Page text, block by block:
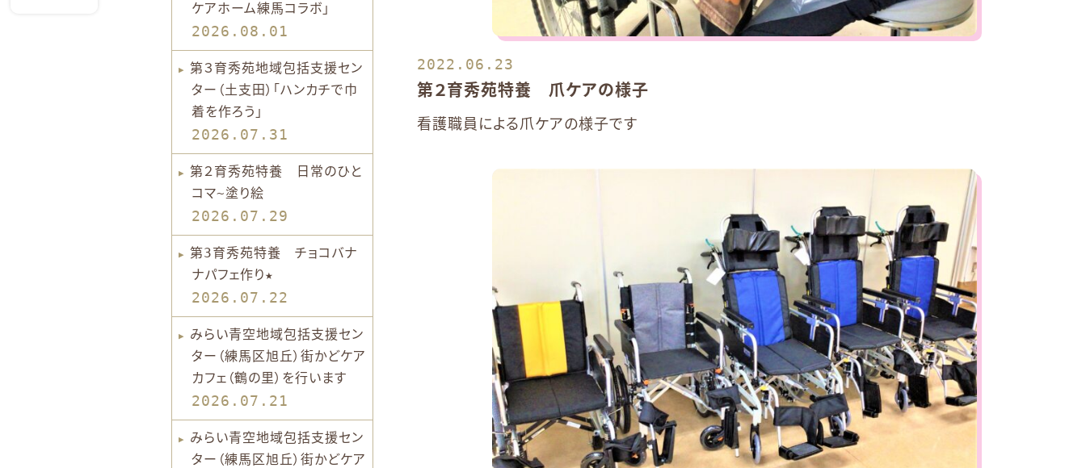
2022.06.23
第２育秀苑特養 爪ケアの様子
看護職員による爪ケアの様子です
ケアホーム練馬コラボ」
2026.08.01
第３育秀苑地域包括支援セン
ター（土支田）「ハンカチで巾
着を作ろう」
2026.07.31
第２育秀苑特養 日常のひと
コマ~塗り絵
2026.07.29
第3育秀苑特養 チョコバナ
ナパフェ作り★
2026.07.22
みらい青空地域包括支援セン
ター（練馬区旭丘）街かどケア
カフェ（鶴の里）を行います
2026.07.21
みらい青空地域包括支援セン
ター（練馬区旭丘）街かどケア